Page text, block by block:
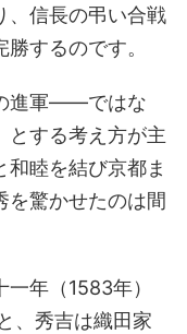
、信長の弔い合戦
するのです。
進軍――ではな
とする考え方が主
睦を結び京都ま
を驚かせたのは間
年（1583年）
、秀吉は織田家